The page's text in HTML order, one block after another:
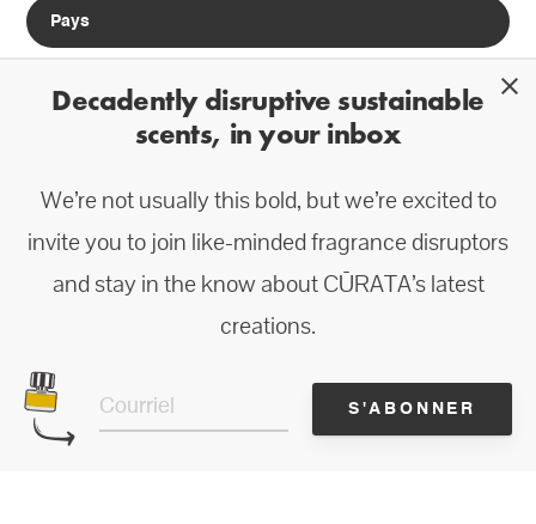
et leurs ingrédients parler d’eux-mêmes.
Decadently disruptive sustainable
scents, in your inbox
We’re not usually this bold, but we’re excited to
invite you to join like-minded fragrance disruptors
and stay in the know about CŪRATA’s latest
creations.
S'ABONNER
close